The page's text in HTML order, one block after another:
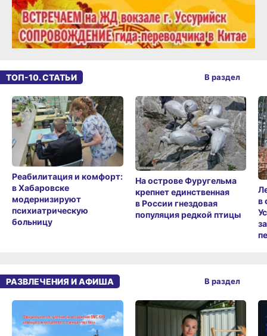
ТОП-10. СТАТЬИ
Реабилитация и комфорт:
в Хабаровске
модернизируют
психиатрическую
больницу
На острове Фуругельма
крепнет единственная
в России гнездовая
популяция редкой птицы
в
В раздел
РАЗВЛЕЧЕНИЯ И АФИША В раздел